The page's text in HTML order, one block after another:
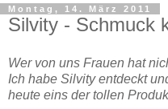
Montag, 14. März 2011
Silvity - Schmuck
Wer von uns Frauen hat
Ich habe Silvity entdeckt
heute eins der tollen